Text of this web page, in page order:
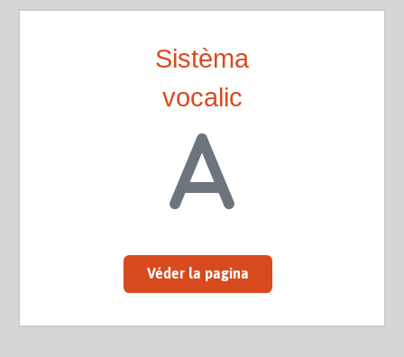
Sistèma
vocalic
Véder la pagina